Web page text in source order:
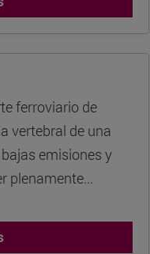
ferroviario de
vertebral de una
emisiones y
plenamente...